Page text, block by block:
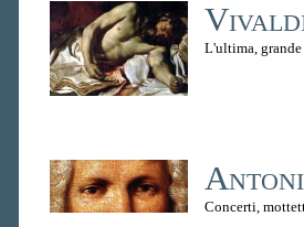
L'ultima,
Concerti,